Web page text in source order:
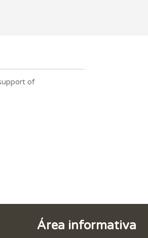
of
Área informativa